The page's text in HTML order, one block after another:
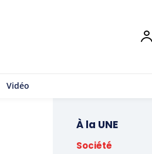
Vidéo
À la UNE
Société